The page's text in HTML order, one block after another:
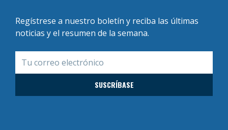
Regístrese a nuestro boletín y reciba las últimas
noticias y el resumen de la semana.